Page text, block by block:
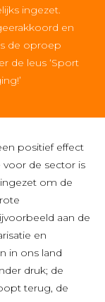
ingezet.
en
de oproep
de leus ‘Sport
positief effect
de sector is
om de
aan de
en
in ons land
druk; de
terug, de